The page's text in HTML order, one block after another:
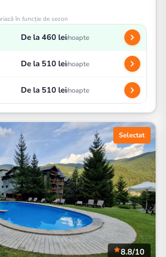
în funcție de sezon
De la 460 lei/noapte
De la 510 lei/noapte
De la 510 lei/noapte
Selectat
8.8/10